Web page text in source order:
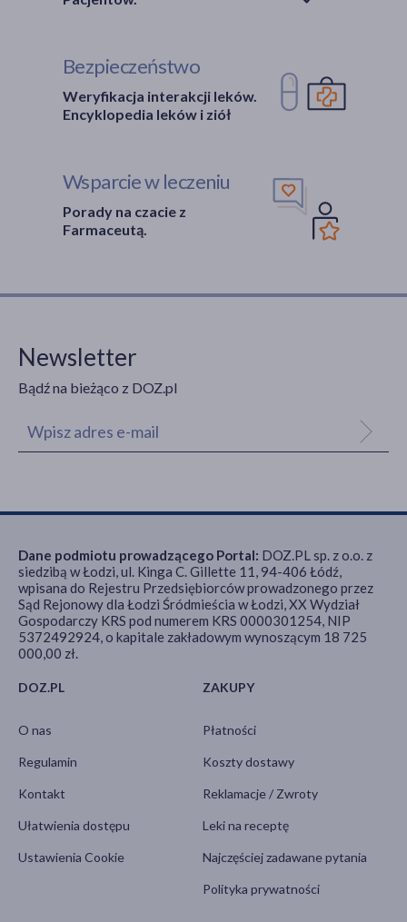
Bezpieczeństwo
Weryfikacja interakcji leków.
Encyklopedia leków i ziół
Wsparcie w leczeniu
Porady na czacie z
Farmaceutą.
Newsletter
Bądź na bieżąco z DOZ.pl
DOZ.PL
O nas
Regulamin
Kontakt
Ułatwienia dostępu
Ustawienia Cookie
ZAKUPY
Płatności
Koszty dostawy
Reklamacje / Zwroty
Leki na receptę
Najczęściej zadawane pytania
Polityka prywatności
Dane podmiotu prowadzącego Portal: DOZ.PL sp. z o.o. z
siedzibą w Łodzi, ul. Kinga C. Gillette 11, 94-406 Łódź,
wpisana do Rejestru Przedsiębiorców prowadzonego przez
Sąd Rejonowy dla Łodzi Śródmieścia w Łodzi, XX Wydział
Gospodarczy KRS pod numerem KRS 0000301254, NIP
5372492924, o kapitale zakładowym wynoszącym 18 725
000,00 zł.